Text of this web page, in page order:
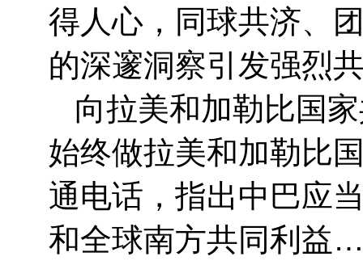
得人心，同球共济、
的深邃洞察引发强烈
向拉美和加勒比国
始终做拉美和加勒比
通电话，指出中巴应
和全球南方共同利益